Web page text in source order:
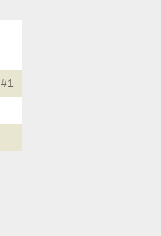
#1